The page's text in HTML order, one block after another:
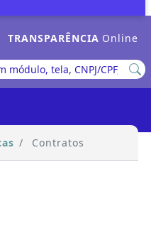
TRANSPARÊNCIA Online
Contratos